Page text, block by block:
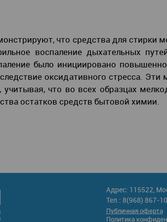
что средства для стирки
воспаление дыхательных
было инициировано
оксидативного стресса.
что во всех образцах
остатков средств бытовой химии.
Адрес: 115522,
Тел.: 8(968) 867-
Публичная оферта
Политика